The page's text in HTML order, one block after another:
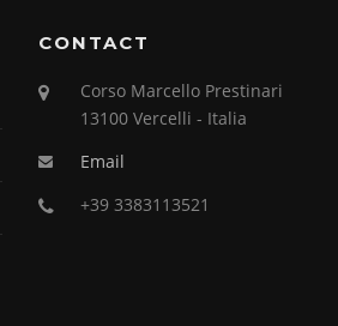
CONTACT
Corso Marcello Prestinari
13100 Vercelli - Italia
Email
+39 3383113521